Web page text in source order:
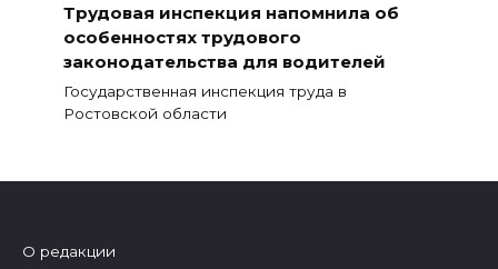
Трудовая инспекция напомнила об
особенностях трудового
законодательства для водителей
Государственная инспекция труда в
Ростовской области
О редакции